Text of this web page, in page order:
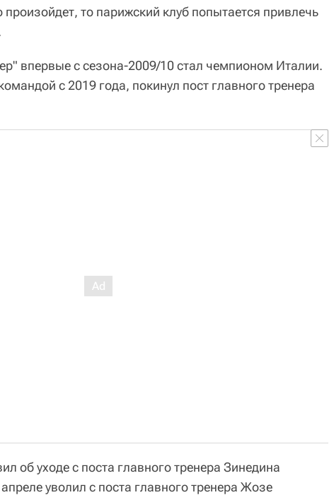
то парижский клуб попытается привлечь
впервые с сезона-2009/10 стал чемпионом Италии.
с 2019 года, покинул пост главного тренера
об уходе с поста главного тренера Зинедина
уволил с поста главного тренера Жозе